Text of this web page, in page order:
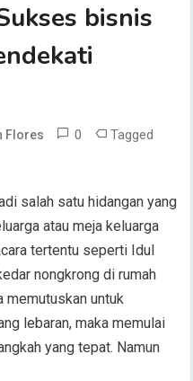
bisnis
Flores 0 Tagged
salah satu hidangan yang
atau meja keluarga
tertentu seperti Idul
nongkrong di rumah
memutuskan untuk
lebaran, maka memulai
yang tepat. Namun